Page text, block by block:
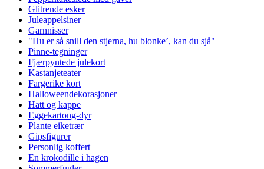
Glitrende esker
Juleappelsiner
Garnnisser
"Hu er så snill den stjerna, hu blonke’, kan du sjå"
Pinne-tegninger
Fjærpyntede julekort
Kastanjeteater
Fargerike kort
Halloweendekorasjoner
Hatt og kappe
Eggekartong-dyr
Plante eiketrær
Gipsfigurer
Personlig koffert
En krokodille i hagen